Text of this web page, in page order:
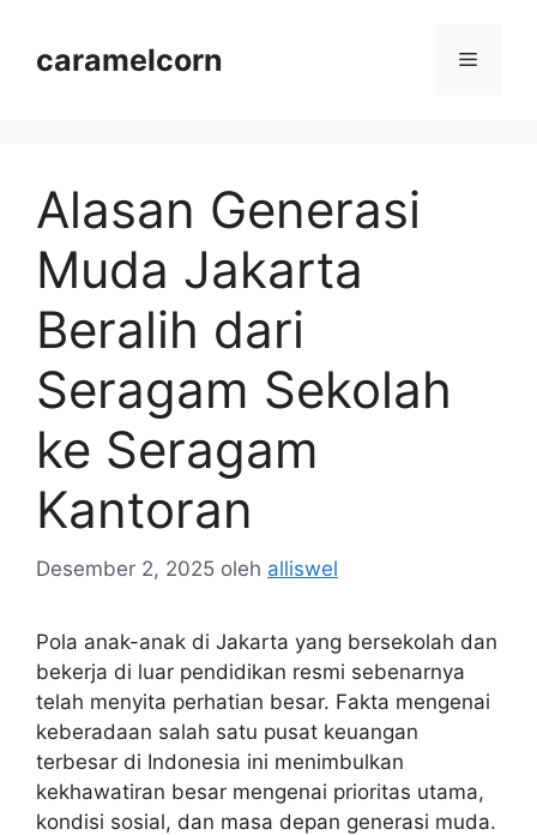
caramelcorn Menu
Alasan Generasi
Muda Jakarta
Beralih dari
Seragam Sekolah
ke Seragam
Kantoran
Desember 2, 2025 oleh alliswel
Pola anak-anak di Jakarta yang bersekolah dan
bekerja di luar pendidikan resmi sebenarnya
telah menyita perhatian besar. Fakta mengenai
keberadaan salah satu pusat keuangan
terbesar di Indonesia ini menimbulkan
kekhawatiran besar mengenai prioritas utama,
kondisi sosial, dan masa depan generasi muda.